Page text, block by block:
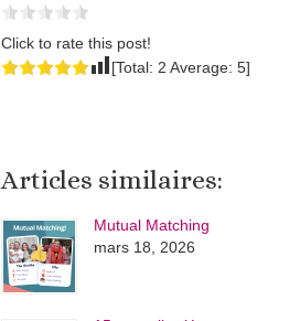
Click to rate this post!
[Total: 2 Average: 5]
Articles similaires:
Mutual Matching
mars 18, 2026